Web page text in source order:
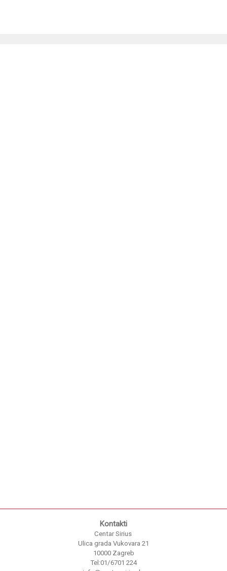
Kontakti
Centar Sirius
Ulica grada Vukovara 21
10000 Zagreb
Tel:01/6701 224